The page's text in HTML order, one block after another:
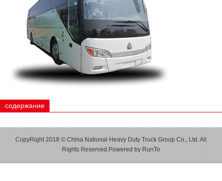
содержание
CopyRight 2018 © China National Heavy Duty Truck Group Co., Ltd. All
Rights Reserved.Powered by RunTo